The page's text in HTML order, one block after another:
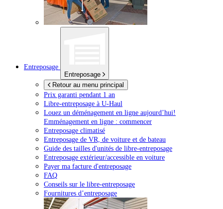
Entreposage
Entreposage
Retour au menu principal
Prix garanti pendant 1 an
Libre-entreposage à U-Haul
Louez un déménagement en ligne aujourd’hui!
Emménagement en ligne : commencer
Entreposage climatisé
Entreposage de VR, de voiture et de bateau
Guide des tailles d'unités de libre-entreposage
Entreposage extérieur/accessible en voiture
Payer ma facture d'entreposage
FAQ
Conseils sur le libre-entreposage
Fournitures d’entreposage